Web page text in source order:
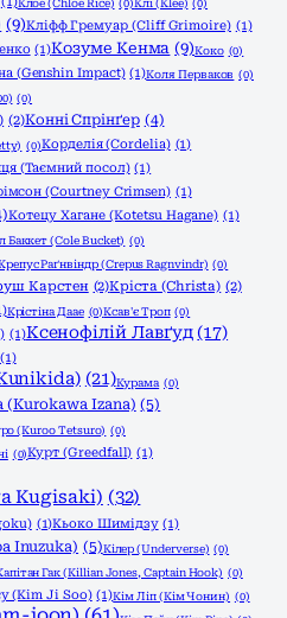
Клое (Chlöe Rice) (0) Клі (Klee) (0)
(9)Кліфф Гремуар (Cliff Grimoire) (1)
(1)Козуме Кенма (9)Коко (0)
(Genshin Impact) (1)Коля Перваков (0)
(0)
(2)Конні Спрінґер (4)
(0)Корделія (Cordelia) (1)
(Таємний посол) (1)
(Courtney Crimsen) (1)
Котецу Хагане (Kotetsu Hagane) (1)
Баккет (Cole Bucket) (0)
Раґнвіндр (Crepus Ragnvindr) (0)
Карстен (2)Кріста (Christa) (2)
Крістіна Даае (0)Ксав'є Троп (0)
(1)Ксенофілій Лавґуд (17)
(1)
(21)Курама (0)
(Kurokawa Izana) (5)
(Kuroo Tetsuro) (0)
(0)Курт (Greedfall) (1)
Kugisaki) (32)
(1)Кьоко Шимідзу (1)
Inuzuka) (5)Кілер (Underverse) (0)
Гак (Killian Jones, Captain Hook) (0)
(Kim Ji Soo) (1)Кім Ліп (Кім Чонин) (0)